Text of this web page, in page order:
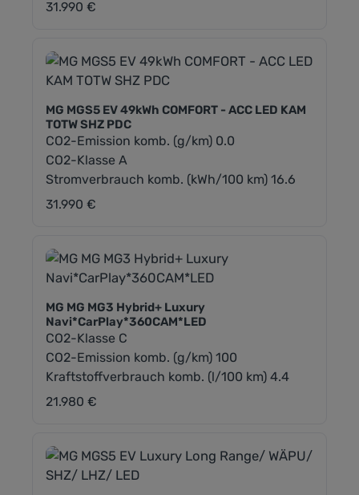
Regulärer Preis:
31.990 €
MG MGS5 EV 49kWh COMFORT - ACC LED KAM
TOTW SHZ PDC
CO2-Emission komb. (g/km) 0.0
CO2-Klasse A
Stromverbrauch komb. (kWh/100 km) 16.6
Regulärer Preis:
31.990 €
MG MG MG3 Hybrid+ Luxury
Navi*CarPlay*360CAM*LED
CO2-Klasse C
CO2-Emission komb. (g/km) 100
Kraftstoffverbrauch komb. (l/100 km) 4.4
Regulärer Preis:
21.980 €